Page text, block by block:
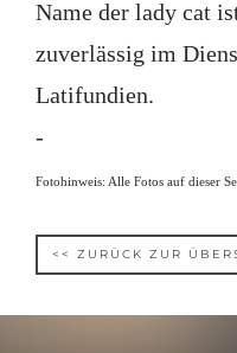
Name der lady cat
zuverlässig im
Latifundien.
-
Fotohinweis: Alle Fotos auf dieser
<< ZURÜCK ZUR